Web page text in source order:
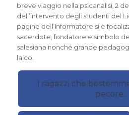
breve viaggio nella psicanalisi, 2
dell’intervento degli studenti del
pagine dell’Informatore si è
sacerdote, fondatore e simbolo
salesiana nonché grande
laico.
I ragazzi che
pecore…